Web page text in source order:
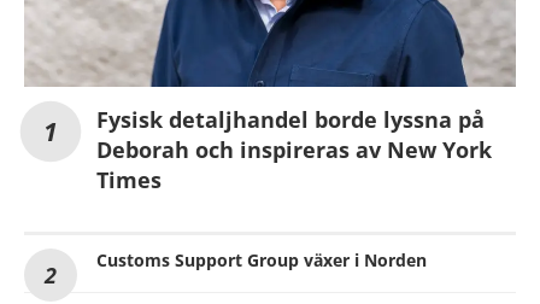
Fysisk detaljhandel borde lyssna på
Deborah och inspireras av New York
Times
Customs Support Group växer i Norden